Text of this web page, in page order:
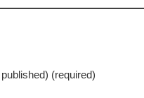
(required)